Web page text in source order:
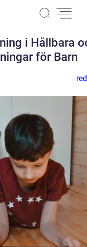
i Hållbara
för Barn